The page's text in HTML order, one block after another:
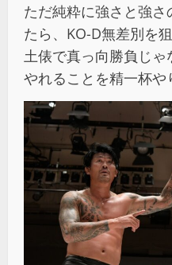
ただ純粋に強さと強
たら、KO-D無差別を
土俵で真っ向勝負じ
やれることを精一杯や